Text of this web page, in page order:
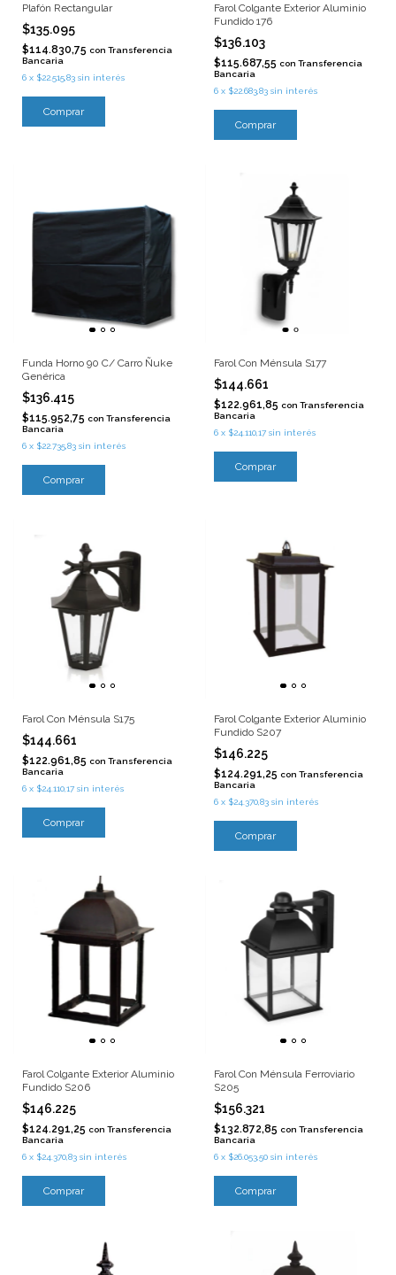
Plafón Rectangular
$135.095
$114.830,75 con Transferencia
Bancaria
6 x $22.515,83 sin interés
Farol Colgante Exterior Aluminio
Fundido 176
$136.103
$115.687,55 con Transferencia
Bancaria
6 x $22.683,83 sin interés
Funda Horno 90 C/ Carro Ñuke
Genérica
$136.415
$115.952,75 con Transferencia
Bancaria
6 x $22.735,83 sin interés
Farol Con Ménsula S177
$144.661
$122.961,85 con Transferencia
Bancaria
6 x $24.110,17 sin interés
Farol Con Ménsula S175
$144.661
$122.961,85 con Transferencia
Bancaria
6 x $24.110,17 sin interés
Farol Colgante Exterior Aluminio
Fundido S207
$146.225
$124.291,25 con Transferencia
Bancaria
6 x $24.370,83 sin interés
Farol Colgante Exterior Aluminio
Fundido S206
$146.225
$124.291,25 con Transferencia
Bancaria
6 x $24.370,83 sin interés
Farol Con Ménsula Ferroviario
S205
$156.321
$132.872,85 con Transferencia
Bancaria
6 x $26.053,50 sin interés